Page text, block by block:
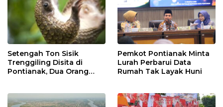
Setengah Ton Sisik
Trenggiling Disita di
Pontianak, Dua Orang
Pemkot Pontianak Minta
Lurah Perbarui Data
Rumah Tak Layak Huni